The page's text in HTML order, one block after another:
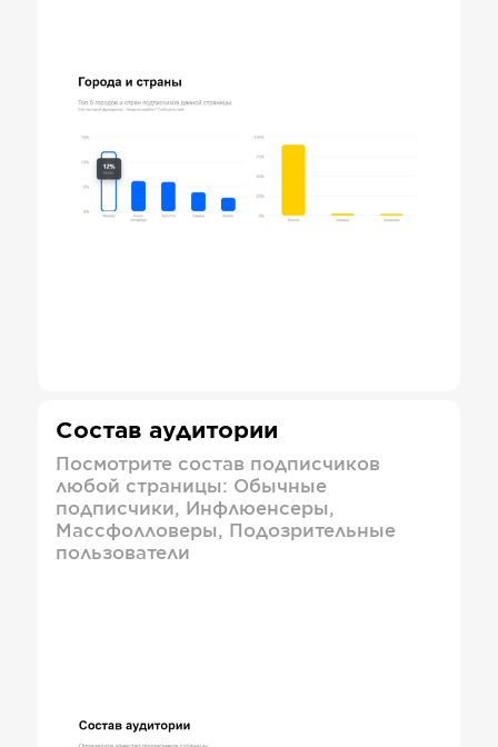
Состав аудитории
Посмотрите состав подписчиков
любой страницы: Обычные
подписчики, Инфлюенсеры,
Массфолловеры, Подозрительные
пользователи